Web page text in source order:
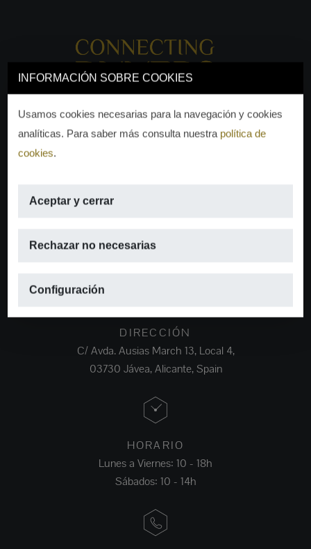
INFORMACIÓN SOBRE COOKIES
Usamos cookies necesarias para la navegación y cookies
analíticas. Para saber más consulta nuestra política de
cookies.
Aceptar y cerrar
Rechazar no necesarias
Configuración
EMAIL
DIRECCIÓN
C/ Avda. Ausias March 13, Local 4,
03730 Jávea, Alicante, Spain
HORARIO
Lunes a Viernes: 10 - 18h
Sábados: 10 - 14h